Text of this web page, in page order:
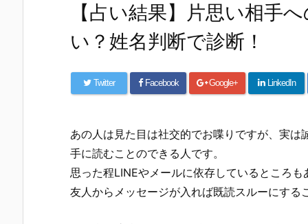
【占い結果】片思い相手
い？姓名判断で診断！
Twitter Facebook Google+ LinkedIn
あの人は見た目は社交的でお喋りですが、実
手に読むことのできる人です。
思った程LINEやメールに依存しているところも
友人からメッセージが入れば既読スルーにす